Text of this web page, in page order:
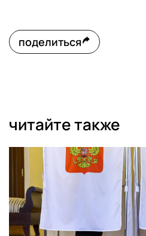
поделиться
читайте также